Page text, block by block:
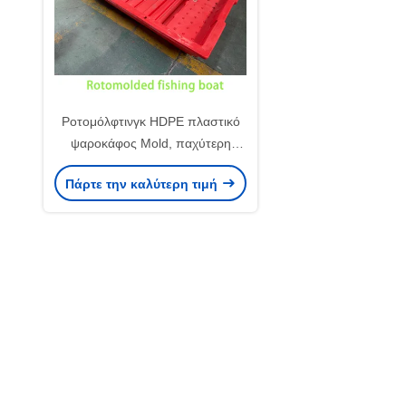
Ροτομόλφτινγκ HDPE πλαστικό
ψαροκάφος Mold, παχύτερη
κόκκινη PE σκάφος για την αλιεία
/ υδατοκαλλιέργεια
Πάρτε την καλύτερη τιμή